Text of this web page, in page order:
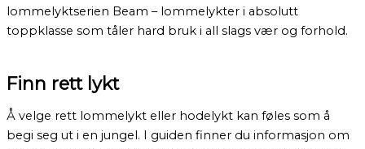
lommelyktserien Beam – lommelykter i absolutt
toppklasse som tåler hard bruk i all slags vær og forhold.
Finn rett lykt
Å velge rett lommelykt eller hodelykt kan føles som å
begi seg ut i en jungel. I guiden finner du informasjon om